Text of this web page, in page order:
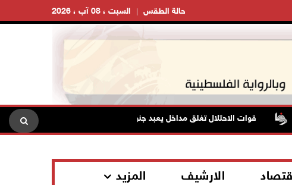
السبت ، 08 آب ، 2026 حالة الطقس
قوات الاحتلال تغلق مداخل يعبد جنوب غرب جنين تواصل
الارشيف المزيد